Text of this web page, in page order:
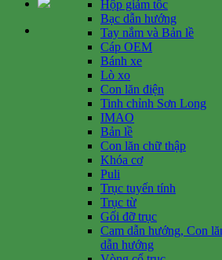
Hộp giảm tốc
Bạc dẫn hướng
Tay nắm và Bản lề
Cáp OEM
Bánh xe
Lò xo
Con lăn điện
Tinh chỉnh Sơn Long
IMAO
Bản lề
Con lăn chữ thập
Khóa cơ
Puli
Trục tuyến tính
Trục từ
Gối đỡ trục
Cam dẫn hướng, Con
dẫn hướng